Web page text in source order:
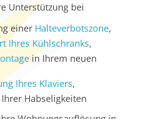
Unterstützung bei
einer Halteverbotszone,
Ihres Kühlschranks,
in Ihrem neuen
Ihres Klaviers,
Ihrer Habseligkeiten